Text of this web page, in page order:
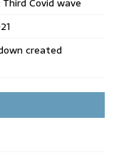
created